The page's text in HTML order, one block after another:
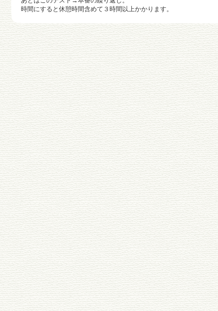
時間にすると休憩時間含めて３時間以上かかります。